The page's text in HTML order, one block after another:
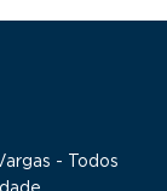
- Todos